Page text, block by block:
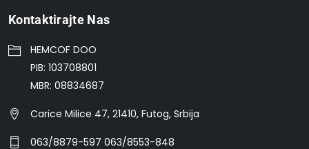
Kontaktirajte Nas
HEMCOF DOO
PIB: 103708801
MBR: 08834687
Carice Milice 47, 21410, Futog, Srbija
063/8879-597 063/8553-848